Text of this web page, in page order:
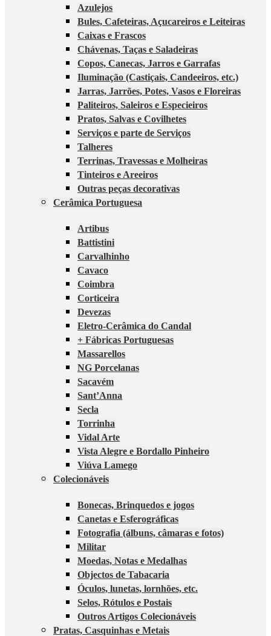
Azulejos
Bules, Cafeteiras, Açucareiros e Leiteiras
Caixas e Frascos
Chávenas, Taças e Saladeiras
Copos, Canecas, Jarros e Garrafas
Iluminação (Castiçais, Candeeiros, etc.)
Jarras, Jarrões, Potes, Vasos e Floreiras
Paliteiros, Saleiros e Especieiros
Pratos, Salvas e Covilhetes
Serviços e parte de Serviços
Talheres
Terrinas, Travessas e Molheiras
Tinteiros e Areeiros
Outras peças decorativas
Cerâmica Portuguesa
Artibus
Battistini
Carvalhinho
Cavaco
Coimbra
Corticeira
Devezas
Eletro-Cerâmica do Candal
+ Fábricas Portuguesas
Massarellos
NG Porcelanas
Sacavém
Sant’Anna
Secla
Torrinha
Vidal Arte
Vista Alegre e Bordallo Pinheiro
Viúva Lamego
Colecionáveis
Bonecas, Brinquedos e jogos
Canetas e Esferográficas
Fotografia (álbuns, câmaras e fotos)
Militar
Moedas, Notas e Medalhas
Objectos de Tabacaria
Óculos, lunetas, lornhões, etc.
Selos, Rótulos e Postais
Outros Artigos Colecionáveis
Pratas, Casquinhas e Metais